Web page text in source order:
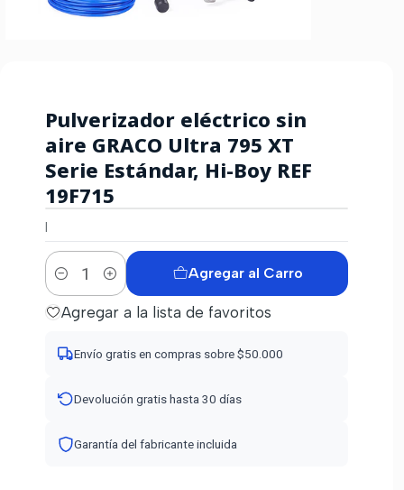
|
Pulverizador eléctrico sin
aire GRACO Ultra 795 XT
Serie Estándar, Hi-Boy REF
19F715
Cantidad
Agregar al Carro
Agregar a la lista de favoritos
Envío gratis en compras sobre $50.000
Devolución gratis hasta 30 días
Garantía del fabricante incluida